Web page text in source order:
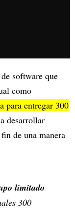
software que
como
para entregar 300
desarrollar
de una manera
limitado
300